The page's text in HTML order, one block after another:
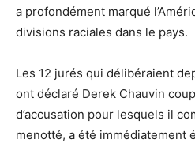
a profondément marqué
divisions raciales dans le pays.
Les 12 jurés qui délibéraient
ont déclaré Derek Chauvin
d’accusation pour lesquels il
menotté, a été immédiatement